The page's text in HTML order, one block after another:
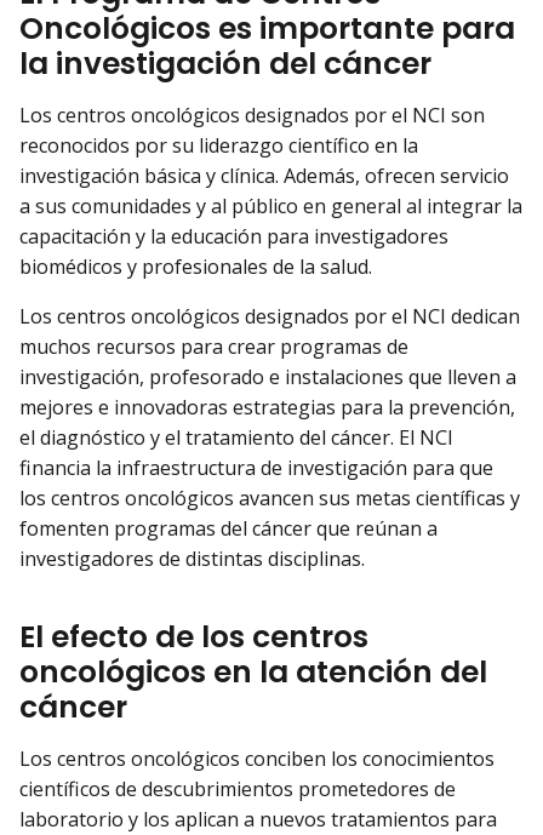
Oncológicos es importante para
la investigación del cáncer
Los centros oncológicos designados por el NCI son
reconocidos por su liderazgo científico en la
investigación básica y clínica. Además, ofrecen servicio
a sus comunidades y al público en general al integrar la
capacitación y la educación para investigadores
biomédicos y profesionales de la salud.
Los centros oncológicos designados por el NCI dedican
muchos recursos para crear programas de
investigación, profesorado e instalaciones que lleven a
mejores e innovadoras estrategias para la prevención,
el diagnóstico y el tratamiento del cáncer. El NCI
financia la infraestructura de investigación para que
los centros oncológicos avancen sus metas científicas y
fomenten programas del cáncer que reúnan a
investigadores de distintas disciplinas.
El efecto de los centros
oncológicos en la atención del
cáncer
Los centros oncológicos conciben los conocimientos
científicos de descubrimientos prometedores de
laboratorio y los aplican a nuevos tratamientos para